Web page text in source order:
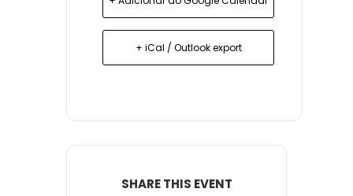
+ iCal / Outlook export
SHARE THIS EVENT